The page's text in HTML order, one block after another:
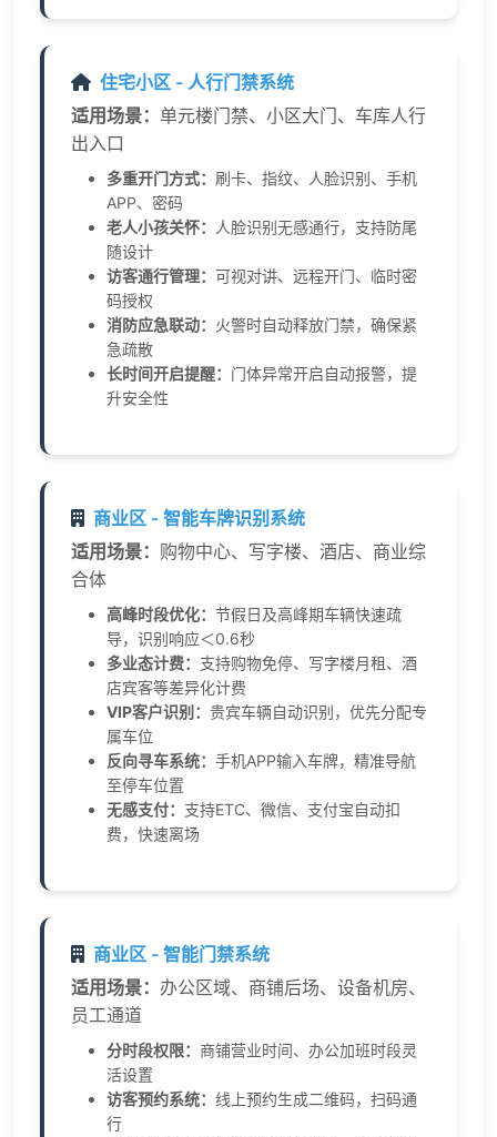
住宅小区 - 人行门禁系统
适用场景： 单元楼门禁、小区大门、车库人行
出入口
多重开门方式： 刷卡、指纹、人脸识别、手机
APP、密码
老人小孩关怀：
人脸识别无感通行，支持防尾
随设计
访客通行管理： 可视对讲、远程开门、临时密
码授权
消防应急联动： 火警时自动释放门禁，确保紧
急疏散
长时间开启提醒： 门体异常开启自动报警，提
升安全性
商业区 - 智能车牌识别系统
适用场景： 购物中心、写字楼、酒店、商业综
合体
高峰时段优化： 节假日及高峰期车辆快速疏
导，识别响应＜0.6秒
多业态计费： 支持购物免停、写字楼月租、酒
店宾客等差异化计费
VIP客户识别： 贵宾车辆自动识别，优先分配专
属车位
反向寻车系统： 手机APP输入车牌，精准导航
至停车位置
无感支付： 支持ETC、微信、支付宝自动扣
费，快速离场
商业区 - 智能门禁系统
适用场景： 办公区域、商铺后场、设备机房、
员工通道
分时段权限： 商铺营业时间、办公加班时段灵
活设置
访客预约系统： 线上预约生成二维码，扫码通
行